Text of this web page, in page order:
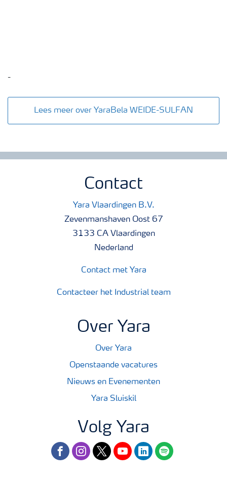
-
Lees meer over YaraBela WEIDE-SULFAN
Contact
Yara Vlaardingen B.V.
Zevenmanshaven Oost 67
3133 CA Vlaardingen
Nederland
Contact met Yara
Contacteer het Industrial team
Over Yara
Over Yara
Openstaande vacatures
Nieuws en Evenementen
Yara Sluiskil
Volg Yara
facebookinstagram
twitteryoutubelinkedinspotify